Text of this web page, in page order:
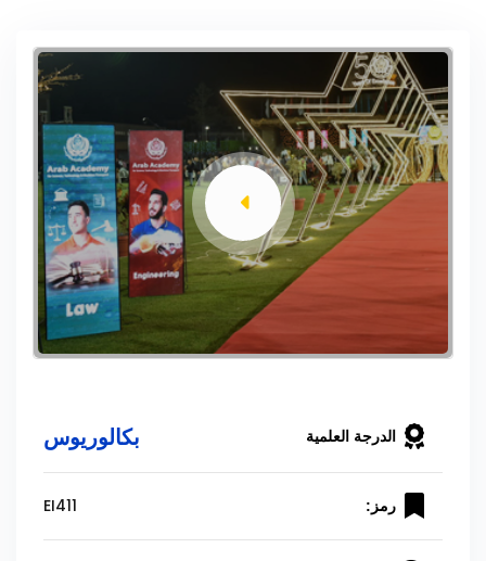
الدرجة العلمية بكالوريوس
رمز: EI411